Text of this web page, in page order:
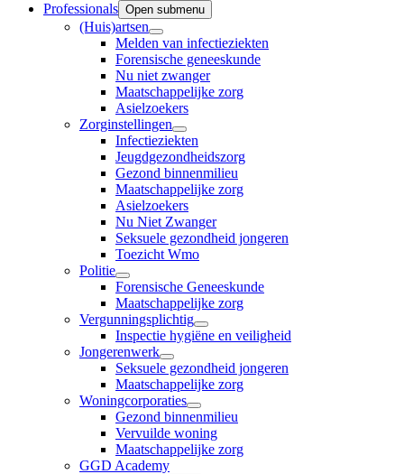
Professionals Open submenu
(Huis)artsen
Melden van infectieziekten
Forensische geneeskunde
Nu niet zwanger
Maatschappelijke zorg
Asielzoekers
Zorginstellingen
Infectieziekten
Jeugdgezondheidszorg
Gezond binnenmilieu
Maatschappelijke zorg
Asielzoekers
Nu Niet Zwanger
Seksuele gezondheid jongeren
Toezicht Wmo
Politie
Forensische Geneeskunde
Maatschappelijke zorg
Vergunningsplichtig
Inspectie hygiëne en veiligheid
Jongerenwerk
Seksuele gezondheid jongeren
Maatschappelijke zorg
Woningcorporaties
Gezond binnenmilieu
Vervuilde woning
Maatschappelijke zorg
GGD Academy